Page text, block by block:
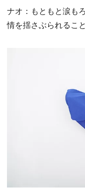
ナオ：もともと涙も
情を揺さぶられるこ